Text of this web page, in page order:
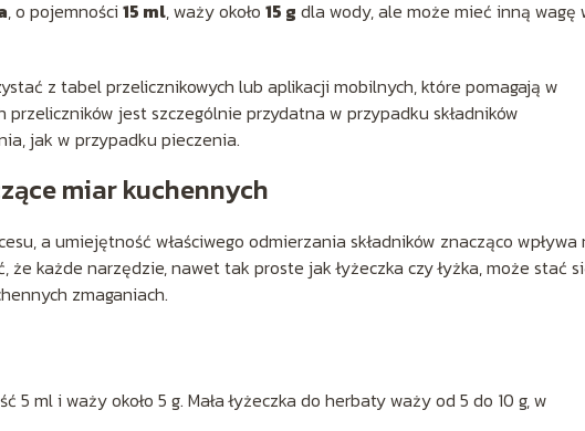
, o pojemności 15 ml, waży około 15 g dla wody, ale może mieć inną wagę
z tabel przelicznikowych lub aplikacji mobilnych, które pomagają w
przeliczników jest szczególnie przydatna w przypadku składników
jak w przypadku pieczenia.
miar kuchennych
a umiejętność właściwego odmierzania składników znacząco wpływa
każde narzędzie, nawet tak proste jak łyżeczka czy łyżka, może stać
zmaganiach.
5 ml i waży około 5 g. Mała łyżeczka do herbaty waży od 5 do 10 g, w